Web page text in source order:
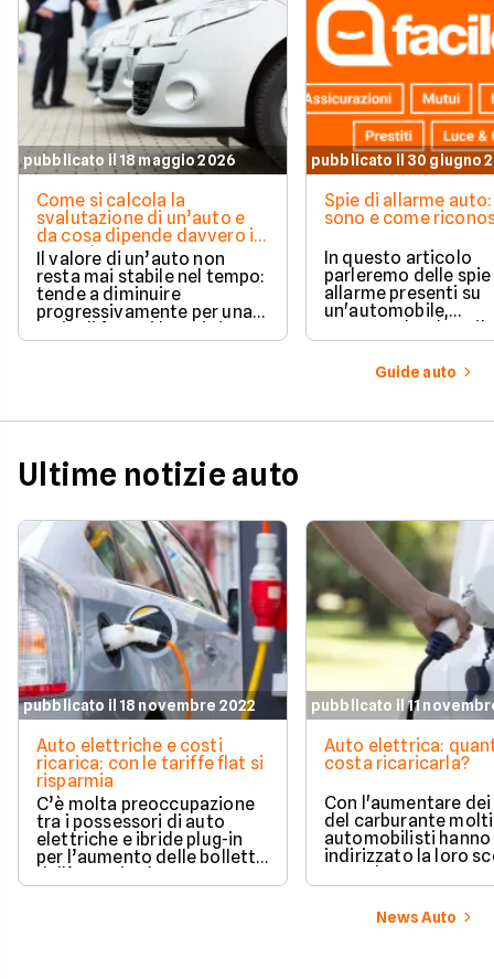
pubblicato il 18 maggio 2026
Come si calcola la
svalutazione di un’auto e
da cosa dipende davvero il
suo valore
Il valore di un’auto non
resta mai stabile nel tempo:
tende a diminuire
progressivamente per una
serie di fattori legati sia
all’utilizzo quotidiano sia
pubblicato il 30 giugno
Spie di allarme
sono e come
In questo articolo
parleremo delle
allarme presenti su
un'automobile,
comprendendone il
significato una per
questo modo sarà
sapere quale
in ogni situazione.
Guide auto
Ultime notizie auto
pubblicato il 18 novembre 2022
Auto elettriche e costi
ricarica: con le tariffe flat si
risparmia
C’è molta preoccupazione
tra i possessori di auto
elettriche e ibride plug-in
per l’aumento delle bollette
dell’energia che
inevitabilmente ricade sui
pubblicato il 11
Auto elettrica:
costa ricaricarla?
Con l'aumentare
del carburante molti
automobilisti hanno
indirizzato la loro
verso le auto a zero
emissioni, ma
anche il caro
spontaneoNews Auto